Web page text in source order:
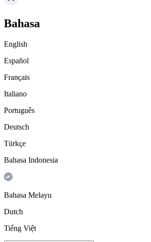
Bahasa
English
Español
Français
Italiano
Português
Deutsch
Türkçe
Bahasa Indonesia
Bahasa Melayu
Dutch
Tiếng Việt